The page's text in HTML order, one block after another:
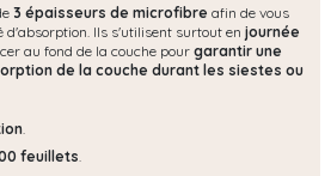
3 épaisseurs de microfibre afin de vous
Ils s'utilisent surtout en journée
au fond de la couche pour garantir une
de la couche durant les siestes ou
.
feuillets.